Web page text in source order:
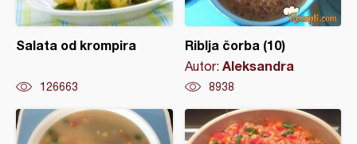
Salata od krompira
126663
Riblja čorba (10)
Autor: Aleksandra
8938